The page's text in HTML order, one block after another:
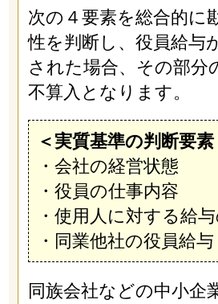
次の４要素を総合的に
性を判断し、役員給与
された場合、その部分
不算入となります。
＜実質基準の判断要素
・会社の経営状態
・役員の仕事内容
・使用人に対する給
・同業他社の役員給与
同族会社などの中小企